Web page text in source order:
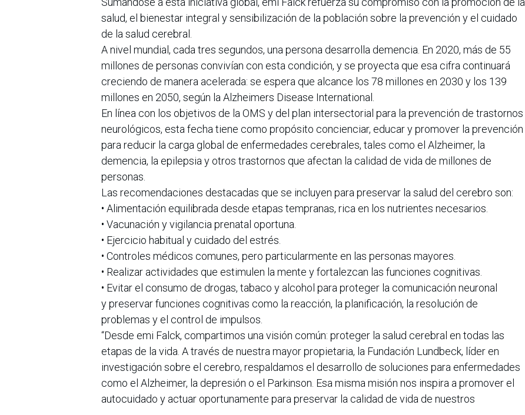
salud, el bienestar integral y sensibilización de la población sobre la prevención y el cuidado
de la salud cerebral.
A nivel mundial, cada tres segundos, una persona desarrolla demencia. En 2020, más de 55
millones de personas convivían con esta condición, y se proyecta que esa cifra continuará
creciendo de manera acelerada: se espera que alcance los 78 millones en 2030 y los 139
millones en 2050, según la Alzheimers Disease International.
En línea con los objetivos de la OMS y del plan intersectorial para la prevención de trastornos
neurológicos, esta fecha tiene como propósito concienciar, educar y promover la prevención
para reducir la carga global de enfermedades cerebrales, tales como el Alzheimer, la
demencia, la epilepsia y otros trastornos que afectan la calidad de vida de millones de
personas.
Las recomendaciones destacadas que se incluyen para preservar la salud del cerebro son:
• Alimentación equilibrada desde etapas tempranas, rica en los nutrientes necesarios.
• Vacunación y vigilancia prenatal oportuna.
• Ejercicio habitual y cuidado del estrés.
• Controles médicos comunes, pero particularmente en las personas mayores.
• Realizar actividades que estimulen la mente y fortalezcan las funciones cognitivas.
• Evitar el consumo de drogas, tabaco y alcohol para proteger la comunicación neuronal
y preservar funciones cognitivas como la reacción, la planificación, la resolución de
problemas y el control de impulsos.
“Desde emi Falck, compartimos una visión común: proteger la salud cerebral en todas las
etapas de la vida. A través de nuestra mayor propietaria, la Fundación Lundbeck, líder en
investigación sobre el cerebro, respaldamos el desarrollo de soluciones para enfermedades
como el Alzheimer, la depresión o el Parkinson. Esa misma misión nos inspira a promover el
autocuidado y actuar oportunamente para preservar la calidad de vida de nuestros